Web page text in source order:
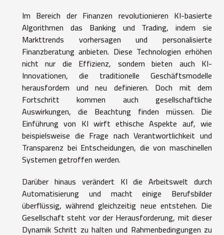
Im Bereich der Finanzen revolutionieren KI-basierte
Algorithmen das Banking und Trading, indem sie
Markttrends vorhersagen und personalisierte
Finanzberatung anbieten. Diese Technologien erhöhen
nicht nur die Effizienz, sondern bieten auch KI-
Innovationen, die traditionelle Geschäftsmodelle
herausfordern und neu definieren. Doch mit dem
Fortschritt kommen auch gesellschaftliche
Auswirkungen, die Beachtung finden müssen. Die
Einführung von KI wirft ethische Aspekte auf, wie
beispielsweise die Frage nach Verantwortlichkeit und
Transparenz bei Entscheidungen, die von maschinellen
Systemen getroffen werden.
Darüber hinaus verändert KI die Arbeitswelt durch
Automatisierung und macht einige Berufsbilder
überflüssig, während gleichzeitig neue entstehen. Die
Gesellschaft steht vor der Herausforderung, mit dieser
Dynamik Schritt zu halten und Rahmenbedingungen zu